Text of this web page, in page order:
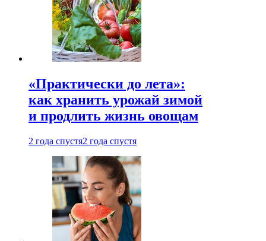
«Практически до лета»:
как хранить урожай зимой
и продлить жизнь овощам
2 года спустя2 года спустя